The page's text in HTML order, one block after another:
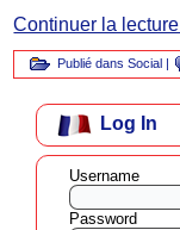
Continuer la lecture
Publié dans Social |
Log In
Username
Password